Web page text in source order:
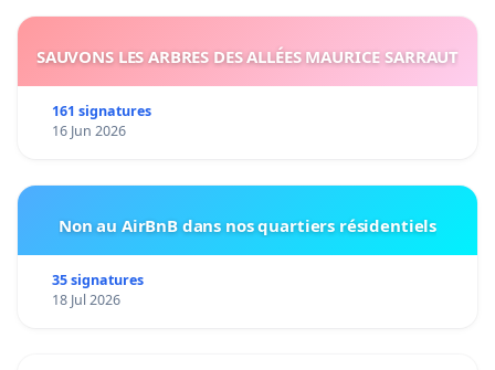
SAUVONS LES ARBRES DES ALLÉES MAURICE SARRAUT
161 signatures
16 Jun 2026
Non au AirBnB dans nos quartiers résidentiels
35 signatures
18 Jul 2026